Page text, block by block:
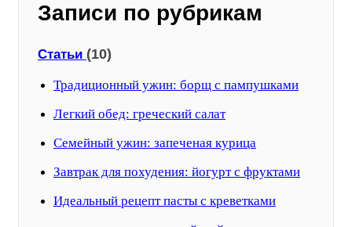
Записи по рубрикам
Статьи (10)
Традиционный ужин: борщ с пампушками
Легкий обед: греческий салат
Семейный ужин: запеченая курица
Завтрак для похудения: йогурт с фруктами
Идеальный рецепт пасты с креветками